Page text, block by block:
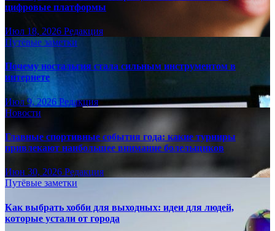
цифровые платформы
Июл 18, 2026 Редакция
Путёвые заметки
Почему ностальгия стала сильным инструментом в
интернете
Июл 9, 2026 Редакция
Новости
Главные спортивные события года: какие турниры
привлекают наибольшее внимание болельщиков
Июн 30, 2026 Редакция
Путёвые заметки
Как выбрать хобби для выходных: идеи для людей,
которые устали от города